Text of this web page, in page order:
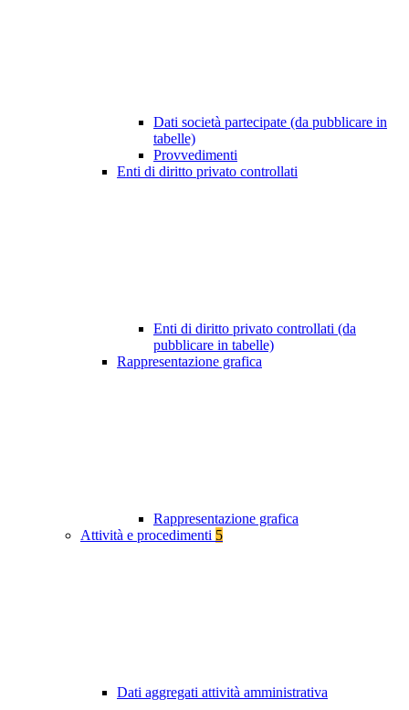
Dati società partecipate (da pubblicare in
tabelle)
Provvedimenti
Enti di diritto privato controllati
Enti di diritto privato controllati (da
pubblicare in tabelle)
Rappresentazione grafica
Rappresentazione grafica
Attività e procedimenti 5
Dati aggregati attività amministrativa